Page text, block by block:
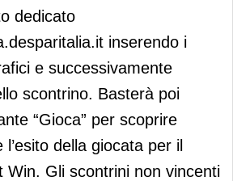
dedicato
inserendo i
e successivamente
scontrino. Basterà poi
“Gioca” per scoprire
della giocata per il
Win. Gli scontrini non vincenti